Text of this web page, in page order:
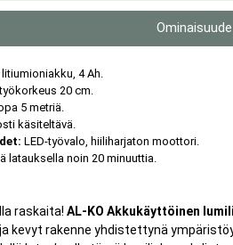
litiumioniakku, 4 Ah.
20 cm.
5 metriä.
käsiteltävä.
LED-työvalo, hiiliharjaton moottori.
latauksella noin 20 minuuttia.
raskaita! AL-KO Akkukäyttöinen
kevyt rakenne yhdistettynä